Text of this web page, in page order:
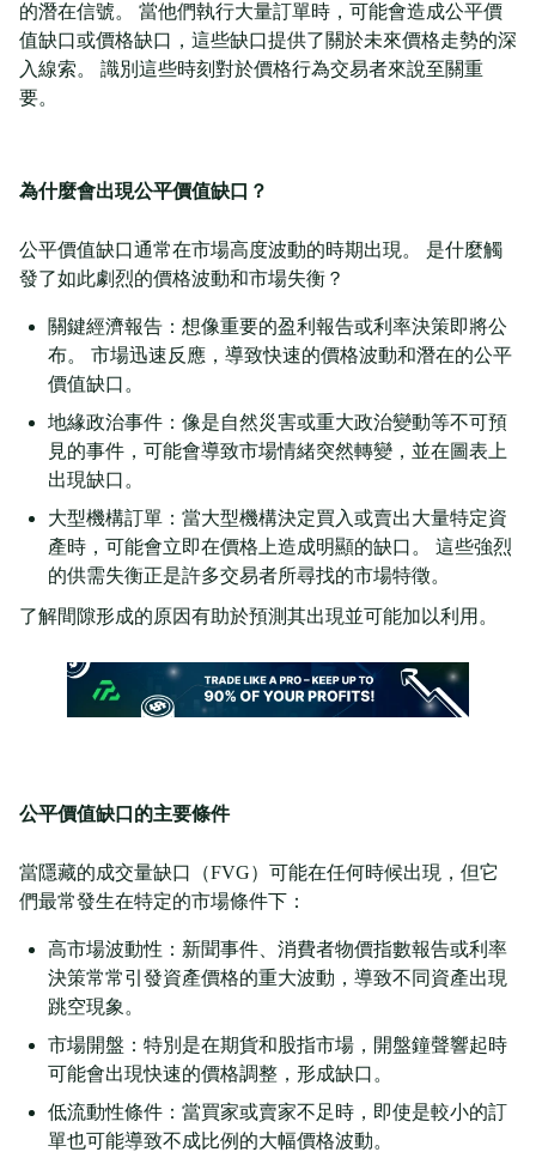
的潛在信號。 當他們執行大量訂單時，可能會造成公平價
值缺口或價格缺口，這些缺口提供了關於未來價格走勢的深
入線索。 識別這些時刻對於價格行為交易者來說至關重
要。
為什麼會出現公平價值缺口？
公平價值缺口通常在市場高度波動的時期出現。 是什麼觸
發了如此劇烈的價格波動和市場失衡？
關鍵經濟報告：想像重要的盈利報告或利率決策即將公
布。 市場迅速反應，導致快速的價格波動和潛在的公平
價值缺口。
地緣政治事件：像是自然災害或重大政治變動等不可預
見的事件，可能會導致市場情緒突然轉變，並在圖表上
出現缺口。
大型機構訂單：當大型機構決定買入或賣出大量特定資
產時，可能會立即在價格上造成明顯的缺口。 這些強烈
的供需失衡正是許多交易者所尋找的市場特徵。
了解間隙形成的原因有助於預測其出現並可能加以利用。
公平價值缺口的主要條件
當隱藏的成交量缺口（FVG）可能在任何時候出現，但它
們最常發生在特定的市場條件下：
高市場波動性：新聞事件、消費者物價指數報告或利率
決策常常引發資產價格的重大波動，導致不同資產出現
跳空現象。
市場開盤：特別是在期貨和股指市場，開盤鐘聲響起時
可能會出現快速的價格調整，形成缺口。
低流動性條件：當買家或賣家不足時，即使是較小的訂
單也可能導致不成比例的大幅價格波動。